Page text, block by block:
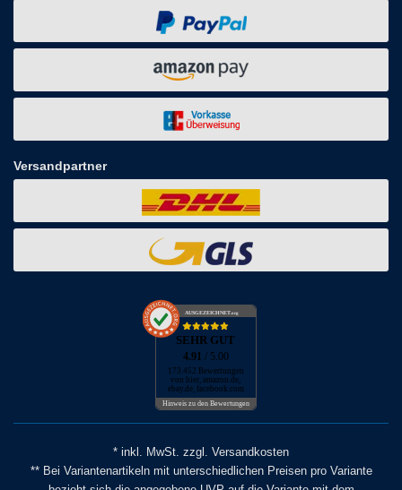
Versandpartner
AUSGEZEICHNET.org
SEHR GUT
4.91 / 5.00
173.452 Bewertungen
von hier, amazon.de,
ebay.de, facebook.com
Hinweis zu den Bewertungen
* inkl. MwSt. zzgl. Versandkosten
** Bei Variantenartikeln mit unterschiedlichen Preisen pro Variante